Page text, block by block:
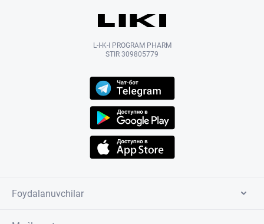
L-I-K-I PROGRAM PHARM
STIR 309805779
Foydalanuvchilar